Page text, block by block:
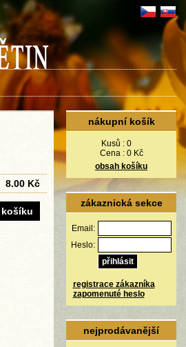
nákupní košík
Kusů : 0
Cena : 0 Kč
obsah košíku
zákaznická sekce
Email:
Heslo:
registrace zákazníka
zapomenuté heslo
nejprodávanější
8.00 Kč